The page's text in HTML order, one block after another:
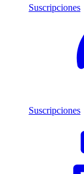
Suscripciones
Suscripciones